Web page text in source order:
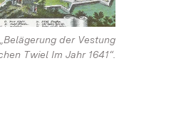
der Vestung
Twiel Im Jahr 1641“.